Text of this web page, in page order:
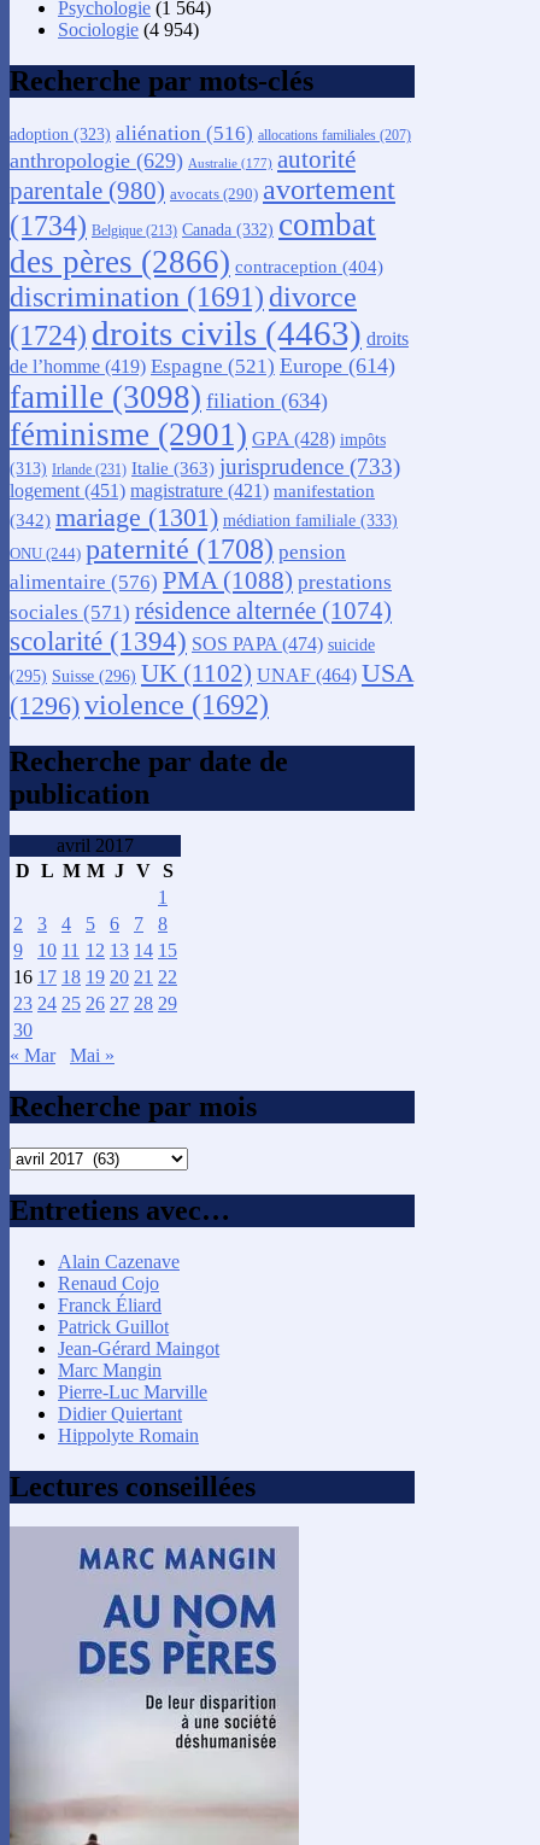
Psychologie (1 564)
Sociologie (4 954)
Recherche par mots-clés
adoption (323) aliénation (516) allocations familiales (207)
anthropologie (629) Australie (177) autorité
parentale (980) avocats (290) avortement
(1734) Belgique (213) Canada (332) combat
des pères (2866) contraception (404)
discrimination (1691) divorce
(1724) droits civils (4463) droits
de l’homme (419) Espagne (521) Europe (614)
famille (3098) filiation (634)
féminisme (2901) GPA (428) impôts
(313) Irlande (231) Italie (363) jurisprudence (733)
logement (451) magistrature (421) manifestation
(342) mariage (1301) médiation familiale (333)
ONU (244) paternité (1708) pension
alimentaire (576) PMA(1088) prestations
sociales (571) résidence alternée (1074)
scolarité (1394) SOS PAPA(474) suicide
(295) Suisse (296) UK (1102) UNAF (464) USA
(1296)violence (1692)
Recherche par date de
publication
avril 2017
D L M M J V S
1
2
3 4 5 6 7
8
9
10 11 12 13 14 15
16 17 18 19 20 21 22
23 24 25 26 27 28 29
30
« Mar
Mai »
Recherche par mois
Recherche
mois
Entretiens avec…
Alain Cazenave
Renaud Cojo
Franck Éliard
Patrick Guillot
Jean-Gérard Maingot
Marc Mangin
Pierre-Luc Marville
Didier Quiertant
Hippolyte Romain
Lectures conseillées